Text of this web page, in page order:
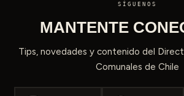
SÍGUENOS
MANTENTE
Tips, novedades y contenido del
Comunales de Chile